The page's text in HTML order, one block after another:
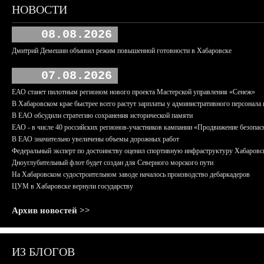
НОВОСТИ
08.08.2026
Дмитрий Демешин объявил режим повышенной готовности в Хабаровске
07.08.2026
ЕАО станет пилотным регионом нового проекта Мастерской управления «Сенеж»
В Хабаровском крае быстрее всего растут зарплаты у административного персонала
В ЕАО обсудили стратегию сохранения исторической памяти
ЕАО - в числе 40 российских регионов-участников кампании «Продвижение
В ЕАО значительно увеличены объемы дорожных работ
Федеральный эксперт по достоинству оценил спортивную инфраструктуру
Дноуглубительный флот будет создан для Северного морского пути
На Хабаровском судостроительном заводе началось производство дебаркадеров
ЦУМ в Хабаровске вернули государству
Архив новостей >>
ИЗ БЛОГОВ